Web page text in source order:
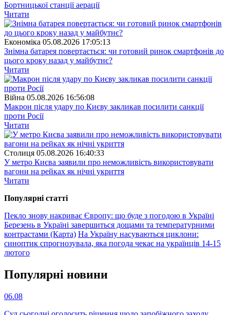
Бортницької станції аерації
Читати
Економіка 05.08.2026 17:05:13
Знімна батарея повертається: чи готовий ринок смартфонів до
цього кроку назад у майбутнє?
Читати
Війна 05.08.2026 16:56:08
Макрон після удару по Києву закликав посилити санкції
проти Росії
Читати
Столиця 05.08.2026 16:40:33
У метро Києва заявили про неможливість використовувати
вагони на рейках як нічні укриття
Читати
Популярнi статтi
Пекло знову накриває Європу: що буде з погодою в Україні
Березень в Україні завершиться дощами та температурними
контрастами (Карта) На Україну насуваються циклони:
синоптик спрогнозувала, яка погода чекає на українців 14-15
лютого
Популярнi новини
06.08